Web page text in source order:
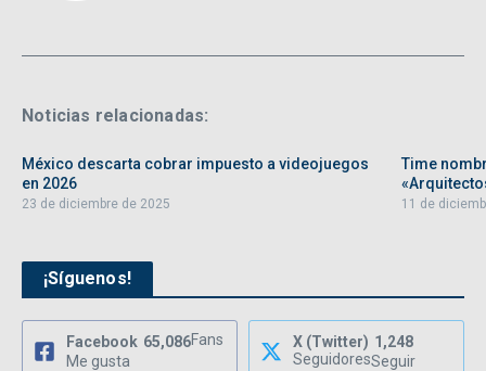
Noticias relacionadas:
México descarta cobrar impuesto a videojuegos
en 2026
23 de diciembre de 2025
Time
11 de
¡Síguenos!
Facebook 65,086Fans
Me gusta
X (Twitter) 1,248
SeguidoresSeguir